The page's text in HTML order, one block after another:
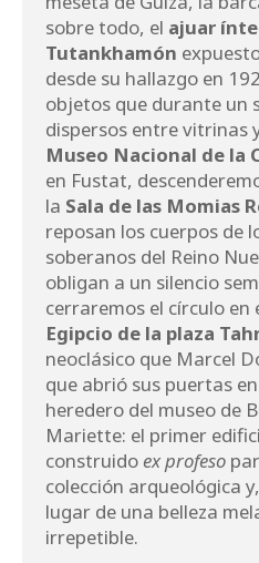
sobre todo, el ajuar
Tutankhamón
desde su hallazgo en
objetos que durante un
dispersos entre vitrinas
Museo Nacional de la
en Fustat,
la Sala de las Momias
reposan los cuerpos de
soberanos del Reino
obligan a un silencio
cerraremos el círculo en
Egipcio de la plaza
neoclásico que Marcel
que abrió sus puertas
heredero del museo de
Mariette: el primer
construidoex profeso
colección arqueológica
lugar de una belleza
irrepetible.